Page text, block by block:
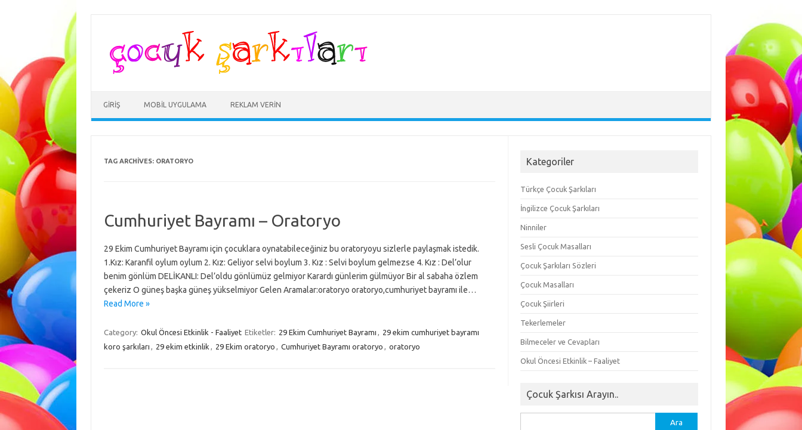
GIRIŞ MOBIL UYGULAMA REKLAM VERIN
TAG ARCHIVES: ORATORYO
Cumhuriyet Bayramı – Oratoryo
29 Ekim Cumhuriyet Bayramı için çocuklara oynatabileceğiniz bu oratoryoyu sizlerle paylaşmak istedik.
1.Kız: Karanfil oylum oylum 2. Kız: Geliyor selvi boylum 3. Kız : Selvi boylum gelmezse 4. Kız : Del’olur
benim gönlüm DELİKANLI: Del’oldu gönlümüz gelmiyor Karardı günlerim gülmüyor Bir al sabaha özlem
çekeriz O güneş başka güneş yükselmiyor Gelen Aramalar:oratoryo oratoryo,cumhuriyet bayramı ile…
Read More »
Category: Okul Öncesi Etkinlik - Faaliyet Etiketler: 29 Ekim Cumhuriyet Bayramı , 29 ekim cumhuriyet bayramı
koro şarkıları , 29 ekim etkinlik , 29 Ekim oratoryo , Cumhuriyet Bayramı oratoryo , oratoryo
Kategoriler
Türkçe Çocuk Şarkıları
İngilizce Çocuk Şarkıları
Ninniler
Sesli Çocuk Masalları
Çocuk Şarkıları Sözleri
Çocuk Masalları
Çocuk Şiirleri
Tekerlemeler
Bilmeceler ve Cevapları
Okul Öncesi Etkinlik – Faaliyet
Çocuk Şarkısı Arayın..